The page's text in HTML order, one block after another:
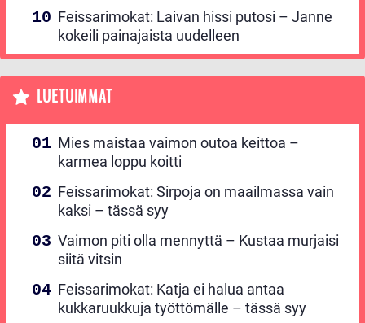
Feissarimokat: Laivan hissi putosi – Janne
kokeili painajaista uudelleen
LUETUIMMAT
Mies maistaa vaimon outoa keittoa –
karmea loppu koitti
Feissarimokat: Sirpoja on maailmassa vain
kaksi – tässä syy
Vaimon piti olla mennyttä – Kustaa murjaisi
siitä vitsin
Feissarimokat: Katja ei halua antaa
kukkaruukkuja työttömälle – tässä syy